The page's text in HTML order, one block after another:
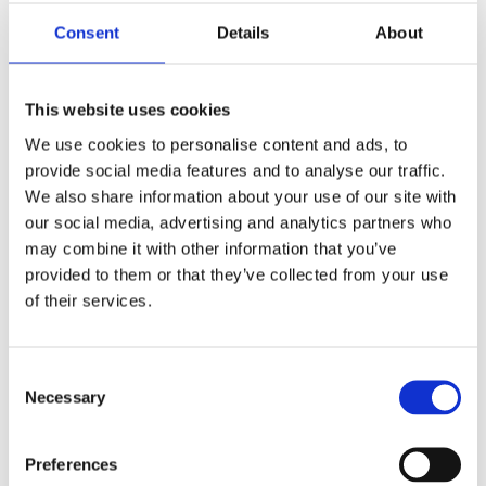
Consent Details About
This website uses cookies
We use cookies to personalise content and ads, to
provide social media features and to analyse our traffic.
We also share information about your use of our site with
our social media, advertising and analytics partners who
may combine it with other information that you’ve
provided to them or that they’ve collected from your use
of their services.
Selection
Necessary
Preferences
Subunternehmer von uns, die wir zur
Auftragsabwicklung einsetzen. Die weitergegebenen
genannten Zwecken verwendet werden.
IV. Betroffenenrechte
1. Sie haben das Recht:
• gemäß Art. 7 Abs. 3 DSGVO Ihre einmal erteilte
Einwilligung jederzeit gegenüber uns zu widerrufen.
Dies hat zur Folge, dass wir die Datenverarbeitung,
verarbeiteten personenbezogenen Daten zu
die Verarbeitungszwecke, die Kategorie der
personenbezogenen Daten, die Kategorien von